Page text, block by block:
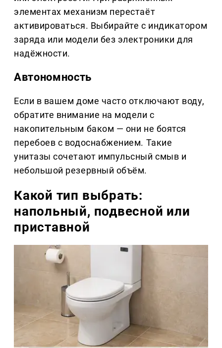
элементах механизм перестаёт
активироваться. Выбирайте с индикатором
заряда или модели без электроники для
надёжности.
Автономность
Если в вашем доме часто отключают воду,
обратите внимание на модели с
накопительным баком — они не боятся
перебоев с водоснабжением. Такие
унитазы сочетают импульсный смыв и
небольшой резервный объём.
Какой тип выбрать:
напольный, подвесной или
приставной